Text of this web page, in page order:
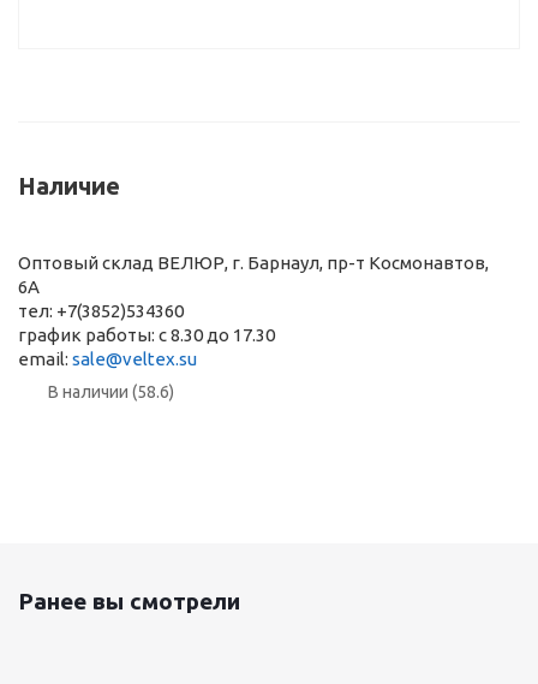
Наличие
Оптовый склад ВЕЛЮР, г. Барнаул, пр-т Космонавтов,
6А
тел: +7(3852)534360
график работы: с 8.30 до 17.30
email: sale@veltex.su
В наличии (58.6)
Ранее вы смотрели